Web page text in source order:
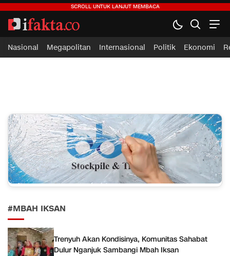
ifakta.co
#pastibenar
Nasional Megapolitan Internasional Politik Ekonomi
#MBAH IKSAN
Trenyuh Akan Kondisinya, Komunitas Sahabat
Dulur Nganjuk Sambangi Mbah Iksan